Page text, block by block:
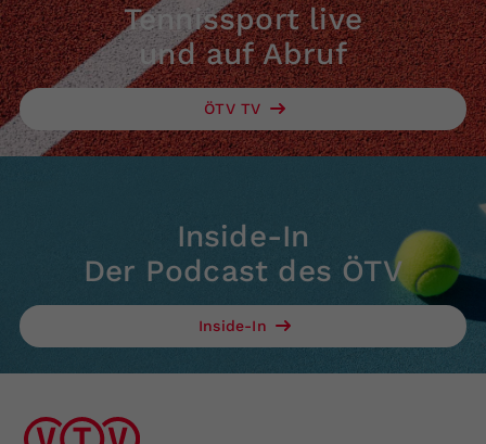
Tennissport live
und auf Abruf
ÖTV TV
Inside-In
Der Podcast des ÖTV
Inside-In